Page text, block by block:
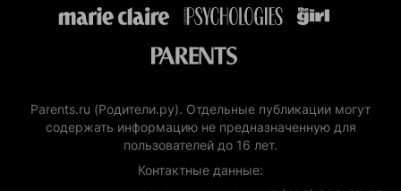
Parents.ru (Родители.ру). Отдельные публикации могут
содержать информацию не предназначенную для
пользователей до 16 лет.
Контактные данные: